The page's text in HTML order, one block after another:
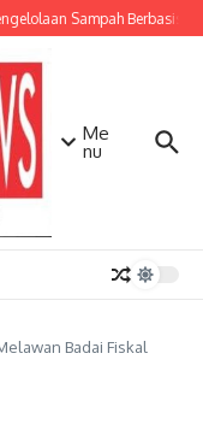
Sampah Berbasis
Me
nu
Badai Fiskal